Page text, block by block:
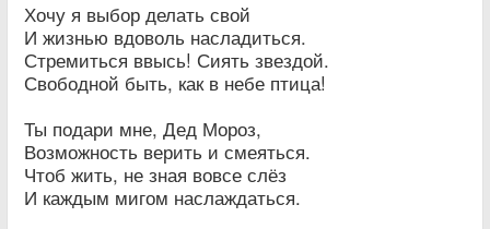
Хочу я выбор делать свой
И жизнью вдоволь насладиться.
Стремиться ввысь! Сиять звездой.
Свободной быть, как в небе птица!
Ты подари мне, Дед Мороз,
Возможность верить и смеяться.
Чтоб жить, не зная вовсе слёз
И каждым мигом наслаждаться.